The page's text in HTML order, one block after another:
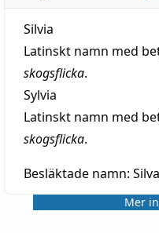
Silvia
Latinskt namn med
skogsflicka.
Sylvia
Latinskt namn med
skogsflicka.
Besläktade namn:
Mer